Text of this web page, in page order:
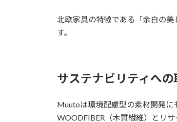
北欧家具の特徴である「余白の
す。
サステナビリティへ
Muutoは環境配慮型の素材開発に
WOODFIBER（木質繊維）とリ